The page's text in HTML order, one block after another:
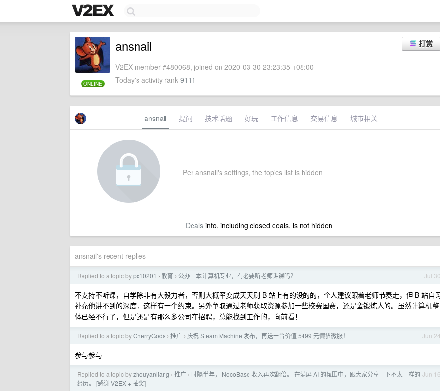
ONLINE
打赏
ansnail
V2EX member #480068, joined on 2020-03-30 23:23:35 +08:00
Today's activity rank 9111
ansnail 提问 技术话题 好玩 工作信息 交易信息 城市相关
Per ansnail's settings, the topics list is hidden
Dealsinfo, including closed deals, is not hidden
ansnail's recent replies
Jul 30
Replied to a topic bypc10201 › 教育 › 公办二本计算机专业，有必要听老师讲课吗？
不支持不听课，自学除非有大毅力者，否则大概率变成天天刷 B 站上有的没的的，个人建议跟着老师节奏走，但 B 站自
补充他讲不到的深度，这样有一个约束。另外争取通过老师获取资源参加一些校赛国赛，还是蛮锻炼人的。虽然计算机整
体已经不行了，但是还是有那么多公司在招聘，总能找到工作的，向前看！
Jun 24
Replied to a topic byCherryGods › 推广 › 庆祝 Steam Machine 发布，再送一台价值 5499 元懒猫微服！
参与参与
Jun 16
Replied to a topic byzhouyanliang › 推广 › 时隔半年， NocoBase 收入再次翻倍。 在满屏 AI 的氛围中，跟大家分享一下不太一样的
经历。 [感谢 V2EX + 抽奖]